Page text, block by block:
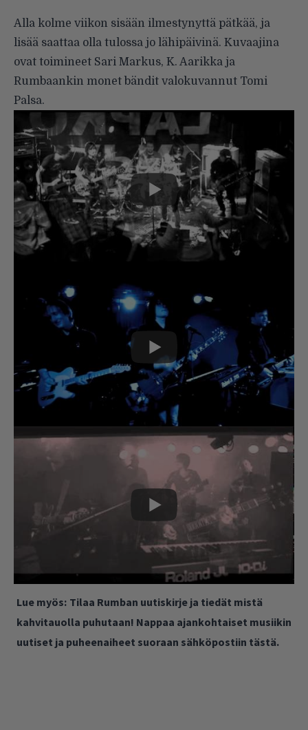
Alla kolme viikon sisään ilmestynyttä pätkää, ja
lisää saattaa olla tulossa jo lähipäivinä. Kuvaajina
ovat toimineet Sari Markus, K. Aarikka ja
Rumbaankin monet bändit valokuvannut Tomi
Palsa.
Lue myös: Tilaa Rumban uutiskirje ja tiedät mistä
kahvitauolla puhutaan! Nappaa ajankohtaiset musiikin
uutiset ja puheenaiheet suoraan sähköpostiin tästä.